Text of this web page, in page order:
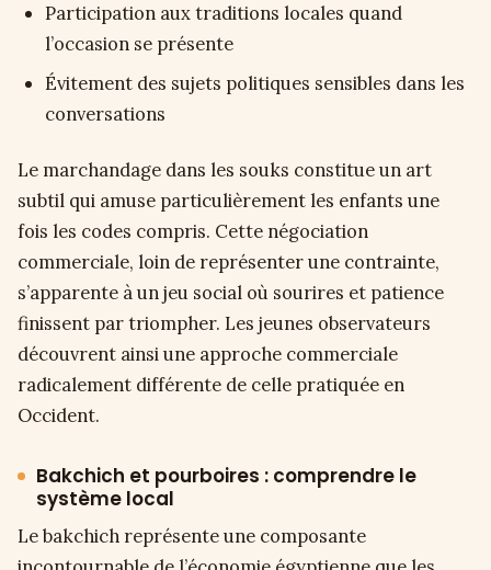
Participation aux traditions locales quand
l’occasion se présente
Évitement des sujets politiques sensibles dans les
conversations
Le marchandage dans les souks constitue un art
subtil qui amuse particulièrement les enfants une
fois les codes compris. Cette négociation
commerciale, loin de représenter une contrainte,
s’apparente à un jeu social où sourires et patience
finissent par triompher. Les jeunes observateurs
découvrent ainsi une approche commerciale
radicalement différente de celle pratiquée en
Occident.
Bakchich et pourboires : comprendre le
système local
Le bakchich représente une composante